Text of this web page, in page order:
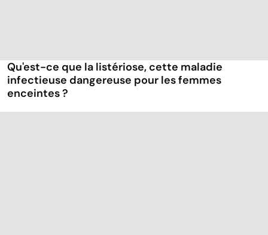
Qu'est-ce que la listériose, cette maladie
infectieuse dangereuse pour les femmes
enceintes ?